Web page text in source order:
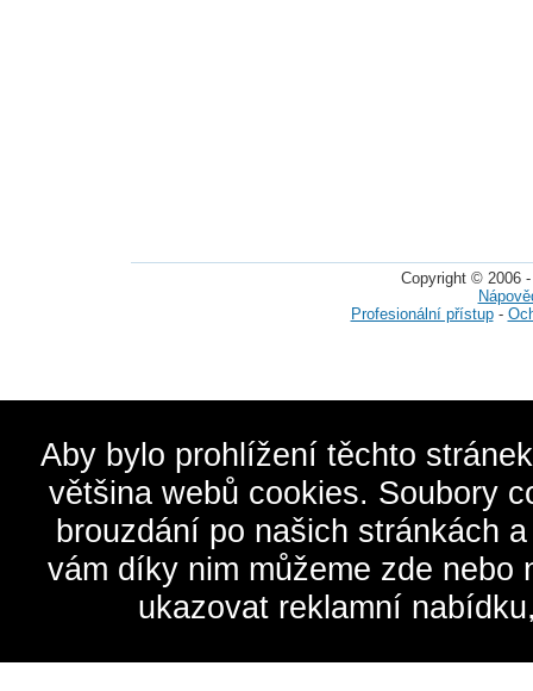
Copyright © 2006
Profesionální přístup-
Aby bylo prohlížení těchto
většina webů cookies. Soubory
brouzdání po našich stránkách
vám díky nim můžeme zde
ukazovat reklamní